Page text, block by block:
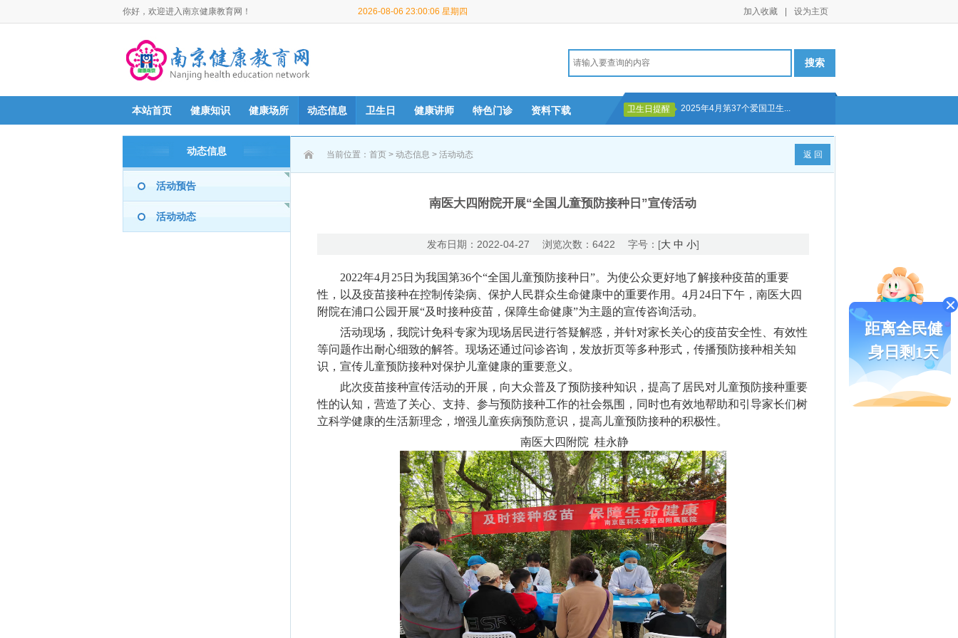
距离全民健
身日剩1天
加入收藏 设为主页
你好，欢迎进入南京健康教育网！ 2026-08-06 23:00:06 星期四
本站首页 健康知识 健康场所 动态信息 卫生日 健康讲师 特色门诊 资料下载 卫生日提醒 2025年4月第37个爱国卫生...
动态信息
活动预告
活动动态
当前位置： 首页 > 动态信息 > 活动动态 返 回
南医大四附院开展“全国儿童预防接种日”宣传活动
发布日期：2022-04-27 浏览次数：6422 字号：[大 中 小]
2022年4月25日为我国第36个“全国儿童预防接种日”。为使公众更好地了解接种疫苗的重要
性，以及疫苗接种在控制传染病、保护人民群众生命健康中的重要作用。4月24日下午，南医大四
附院在浦口公园开展“及时接种疫苗，保障生命健康”为主题的宣传咨询活动。
活动现场，我院计免科专家为现场居民进行答疑解惑，并针对家长关心的疫苗安全性、有效性
等问题作出耐心细致的解答。现场还通过问诊咨询，发放折页等多种形式，传播预防接种相关知
识，宣传儿童预防接种对保护儿童健康的重要意义。
此次疫苗接种宣传活动的开展，向大众普及了预防接种知识，提高了居民对儿童预防接种重要
性的认知，营造了关心、支持、参与预防接种工作的社会氛围，同时也有效地帮助和引导家长们树
立科学健康的生活新理念，增强儿童疾病预防意识，提高儿童预防接种的积极性。
南医大四附院 桂永静